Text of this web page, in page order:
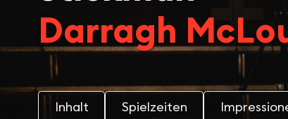
Darragh
Inhalt Spielzeiten